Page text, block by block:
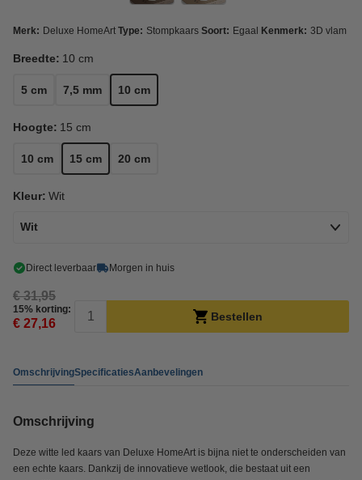
Merk: Deluxe HomeArt Type: Stompkaars Soort: Egaal Kenmerk: 3D vlam
Breedte: 10 cm
5 cm 7,5 mm 10 cm
Hoogte: 15 cm
10 cm 15 cm 20 cm
Kleur: Wit
Wit
Direct leverbaar Morgen in huis
€ 31,95
15% korting:
€ 27,16 Bestellen
OmschrijvingSpecificatiesAanbevelingen
Omschrijving
Deze witte led kaars van Deluxe HomeArt is bijna niet te onderscheiden van
een echte kaars. Dankzij de innovatieve wetlook, die bestaat uit een